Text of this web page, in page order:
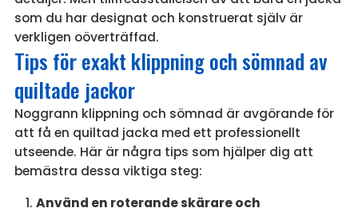
som du har designat och konstruerat själv är
verkligen oöverträffad.
Tips för exakt klippning och sömnad av
quiltade jackor
Noggrann klippning och sömnad är avgörande för
att få en quiltad jacka med ett professionellt
utseende. Här är några tips som hjälper dig att
bemästra dessa viktiga steg:
Använd en roterande skärare och